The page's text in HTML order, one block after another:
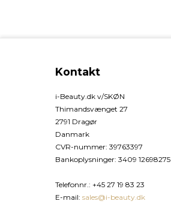
Kontakt
i-Beauty.dk v/SKØN
Thimandsvænget 27
2791 Dragør
Danmark
CVR-nummer: 39763397
Bankoplysninger: 3409 12698275
Telefonnr.: +45 27 19 83 23
E-mail: sales@i-beauty.dk